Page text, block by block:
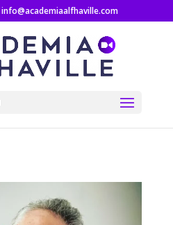
info@academiaalfhaville.com